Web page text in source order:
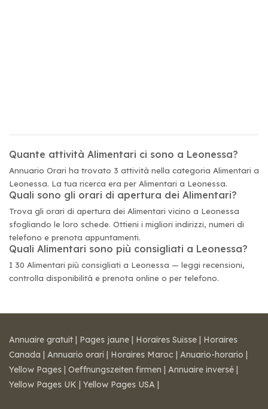
Quante attività Alimentari ci sono a Leonessa?
Annuario Orari ha trovato 3 attività nella categoria Alimentari a
Leonessa. La tua ricerca era per Alimentari a Leonessa.
Quali sono gli orari di apertura dei Alimentari?
Trova gli orari di apertura dei Alimentari vicino a Leonessa
sfogliando le loro schede. Ottieni i migliori indirizzi, numeri di
telefono e prenota appuntamenti.
Quali Alimentari sono più consigliati a Leonessa?
I 30 Alimentari più consigliati a Leonessa — leggi recensioni,
controlla disponibilità e prenota online o per telefono.
Annuaire gratuit | Pages jaune | Horaires Suisse | Horaires
Canada | Annuario orari | Horaires Maroc | Anuario-horario |
Yellow Pages | Oeffnungszeiten firmen | Annuaire inversé |
Yellow Pages UK | Yellow Pages USA |